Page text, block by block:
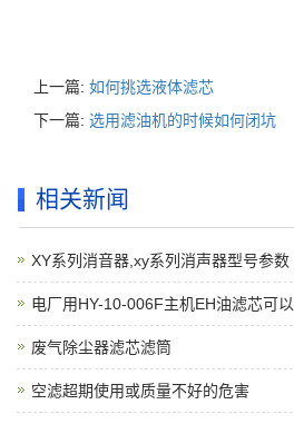
上一篇: 如何挑选液体滤芯
下一篇: 选用滤油机的时候如何闭坑
相关新闻
XY系列消音器,xy系列消声器型号参数
电厂用HY-10-006F主机EH油滤芯可
废气除尘器滤芯滤筒
空滤超期使用或质量不好的危害